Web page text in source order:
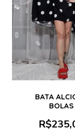
BATA
BOLAS
R$